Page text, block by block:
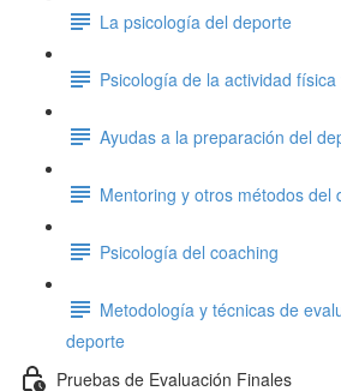
La psicología del deporte
Psicología de la actividad
Ayudas a la preparación del
Mentoring y otros métodos del
Psicología del coaching
Metodología y técnicas de
deporte
Pruebas de Evaluación Finales